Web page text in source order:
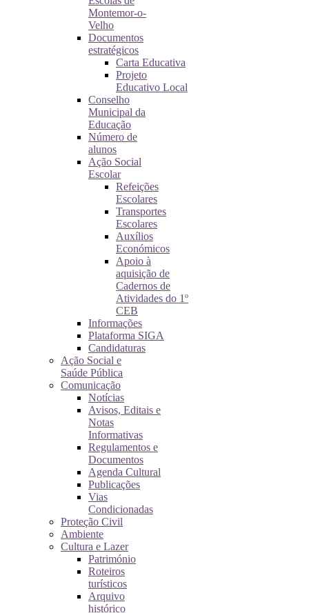
Montemor-o-
Velho
Documentos
estratégicos
Carta Educativa
Projeto
Educativo Local
Conselho
Municipal da
Educação
Número de
alunos
Ação Social
Escolar
Refeições
Escolares
Transportes
Escolares
Auxílios
Económicos
Apoio à
aquisição de
Cadernos de
Atividades do 1º
CEB
Informações
Plataforma SIGA
Candidaturas
Ação Social e
Saúde Pública
Comunicação
Notícias
Avisos, Editais e
Notas
Informativas
Regulamentos e
Documentos
Agenda Cultural
Publicações
Vias
Condicionadas
Proteção Civil
Ambiente
Cultura e Lazer
Património
Roteiros
turísticos
Arquivo
histórico